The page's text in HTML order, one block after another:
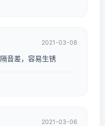
2021-03-08
音差，容易生锈
2021-03-06